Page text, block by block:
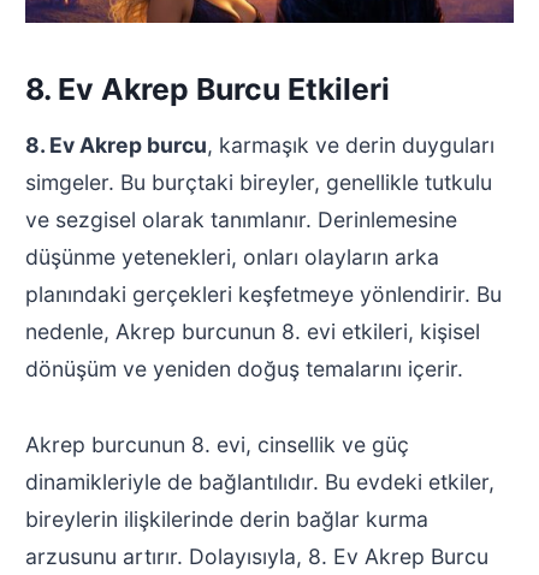
8. Ev Akrep Burcu Etkileri
8. Ev Akrep burcu, karmaşık ve derin duyguları
simgeler. Bu burçtaki bireyler, genellikle tutkulu
ve sezgisel olarak tanımlanır. Derinlemesine
düşünme yetenekleri, onları olayların arka
planındaki gerçekleri keşfetmeye yönlendirir. Bu
nedenle, Akrep burcunun 8. evi etkileri, kişisel
dönüşüm ve yeniden doğuş temalarını içerir.
Akrep burcunun 8. evi, cinsellik ve güç
dinamikleriyle de bağlantılıdır. Bu evdeki etkiler,
bireylerin ilişkilerinde derin bağlar kurma
arzusunu artırır. Dolayısıyla, 8. Ev Akrep Burcu